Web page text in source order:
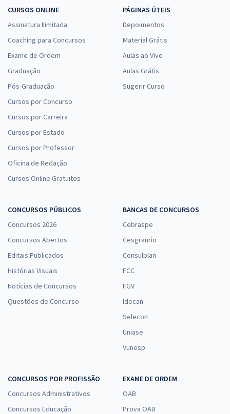
CURSOS ONLINE
Assinatura Ilimitada
Coaching para Concursos
Exame de Ordem
Graduação
Pós-Graduação
Cursos por Concurso
Cursos por Carreira
Cursos por Estado
Cursos por Professor
Oficina de Redação
Cursos Online Gratuitos
PÁGINAS ÚTEIS
Depoimentos
Material Grátis
Aulas ao Vivo
Aulas Grátis
Sugerir Curso
CONCURSOS PÚBLICOS
Concursos 2026
Concursos Abertos
Editais Publicados
Histórias Visuais
Notícias de Concursos
Questões de Concurso
BANCAS DE CONCURSOS
Cebraspe
Cesgranrio
Consulplan
FCC
FGV
Idecan
Selecon
Uniase
Vunesp
CONCURSOS POR PROFISSÃO
Concursos Administrativos
Concursos Educação
EXAME DE ORDEM
OAB
Prova OAB